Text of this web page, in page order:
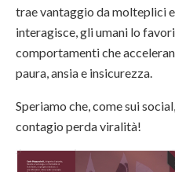
trae vantaggio da molteplici
interagisce, gli umani lo
comportamenti che
paura, ansia e insicurezza.
Speriamo che, come sui
contagio perda viralità!